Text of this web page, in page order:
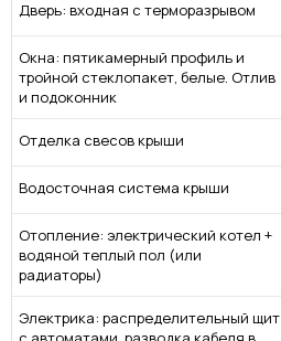
Дверь: входная с терморазрывом
Окна: пятикамерный профиль и
тройной стеклопакет, белые. Отлив
и подоконник
Отделка свесов крыши
Водосточная система крыши
Отопление: электрический котел +
водяной теплый пол (или
радиаторы)
Электрика: распределительный щит